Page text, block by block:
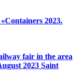
2023.
fair in the area
2023 Saint